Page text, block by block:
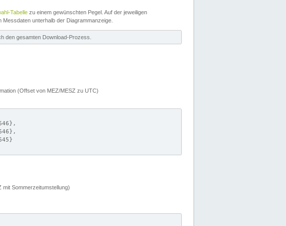
Tabelle zu einem gewünschten Pegel. Auf der jeweiligen
unterhalb der Diagrammanzeige.
den gesamten Download-Prozess.
(Offset von MEZ/MESZ zu UTC)
mit Sommerzeitumstellung)